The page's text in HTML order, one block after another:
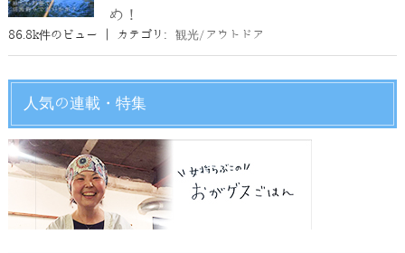
め！
86.8k件のビュー カテゴリ: 観光/アウトドア
人気の連載・特集